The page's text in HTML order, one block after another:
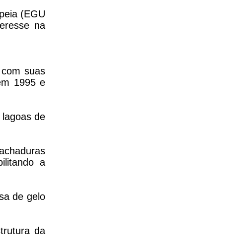
(EGU
na
suas
1995 e
de
a
de gelo
da